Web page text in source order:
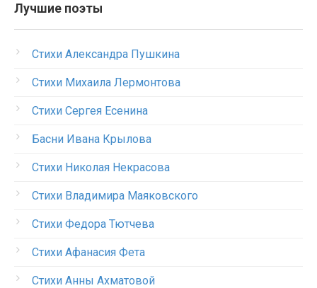
Лучшие поэты
Стихи Александра Пушкина
Стихи Михаила Лермонтова
Стихи Сергея Есенина
Басни Ивана Крылова
Стихи Николая Некрасова
Стихи Владимира Маяковского
Стихи Федора Тютчева
Стихи Афанасия Фета
Стихи Анны Ахматовой